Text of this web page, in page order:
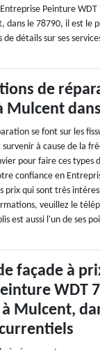
Peinture
dans le 78790, il est le
détails sur ses
de
Mulcent
se font sur les
à cause de la
pour faire ces types
confiance en
prix qui sont très
veuillez le
est aussi l'un de ses
façade à
WDT
Mulcent,